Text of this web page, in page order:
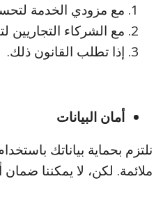
مع مزودي الخدمة
مع الشركاء التجاريين
إذا تطلب القانون ذلك.
أمان البيانات
نلتزم بحماية بياناتك
ملائمة. لكن، لا يمكننا